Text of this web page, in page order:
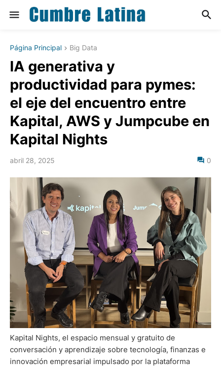
Página Principal Big Data
IA generativa y
productividad para pymes:
el eje del encuentro entre
Kapital, AWS y Jumpcube en
Kapital Nights
abril 28, 2025 0
Kapital Nights, el espacio mensual y gratuito de
conversación y aprendizaje sobre tecnología, finanzas e
innovación empresarial impulsado por la plataforma